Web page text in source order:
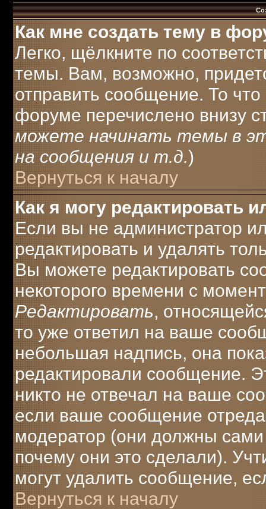
Как мне создать тему в
Легко, щёлкните по
темы. Вам, возможно,
отправить сообщение. То
форуме перечислено внизу
можете начинать темы в
на сообщения и т.д.)
Вернуться к началу
Как я могу редактировать
Если вы не администратор
редактировать и удалять
Вы можете редактировать
некоторого времени с
Редактировать,
то уже ответил на ваше
небольшая надпись, она
редактировали сообщение.
никто не отвечал на ваше
если ваше сообщение
модератор (они должны сами
почему они это сделали).
могут удалить сообщение,
Вернуться к началу